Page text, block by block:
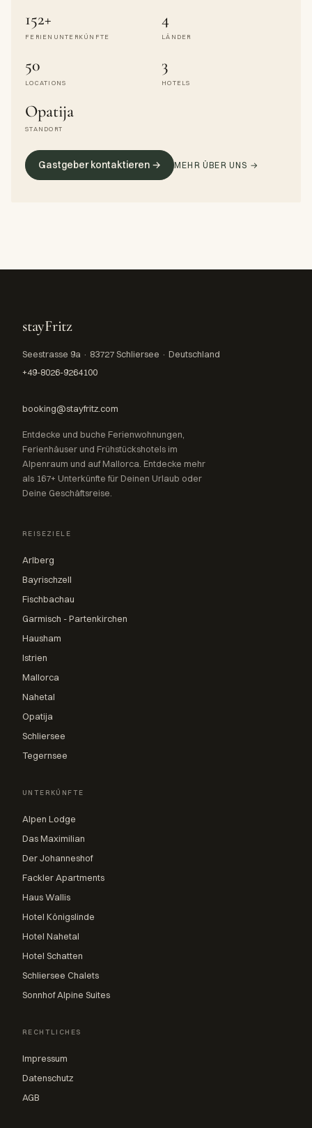
152+
FERIENUNTERKÜNFTE
4
LÄNDER
50
LOCATIONS
3
HOTELS
Opatija
STANDORT
Gastgeber kontaktieren → MEHR ÜBER UNS →
stayFritz
Seestrasse 9a · 83727 Schliersee · Deutschland
+49-8026-9264100
booking@stayfritz.com
Entdecke und buche Ferienwohnungen,
Ferienhäuser und Frühstückshotels im
Alpenraum und auf Mallorca. Entdecke mehr
als 167+ Unterkünfte für Deinen Urlaub oder
Deine Geschäftsreise.
REISEZIELE
Arlberg
Bayrischzell
Fischbachau
Garmisch - Partenkirchen
Hausham
Istrien
Mallorca
Nahetal
Opatija
Schliersee
Tegernsee
UNTERKÜNFTE
Alpen Lodge
Das Maximilian
Der Johanneshof
Fackler Apartments
Haus Wallis
Hotel Königslinde
Hotel Nahetal
Hotel Schatten
Schliersee Chalets
Sonnhof Alpine Suites
RECHTLICHES
Impressum
Datenschutz
AGB